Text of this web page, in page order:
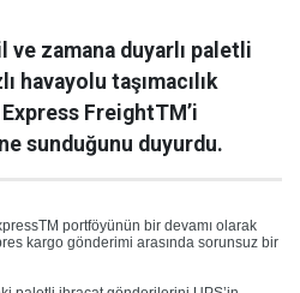
ve zamana duyarlı paletli
havayolu taşımacılık
FreightTM’i
sunduğunu duyurdu.
portföyünün bir devamı olarak
kargo gönderimi arasında sorunsuz bir